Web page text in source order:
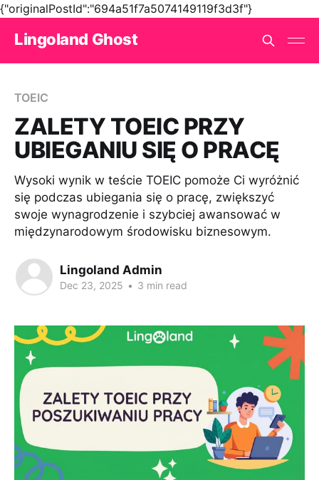
{"originalPostId":"694a51f7a5074149119f3d3f"}
Lingoland Ghost
TOEIC
ZALETY TOEIC PRZY
UBIEGANIU SIĘ O PRACĘ
Wysoki wynik w teście TOEIC pomoże Ci wyróżnić
się podczas ubiegania się o pracę, zwiększyć
swoje wynagrodzenie i szybciej awansować w
międzynarodowym środowisku biznesowym.
Lingoland Admin
Dec 23, 2025 • 3 min read